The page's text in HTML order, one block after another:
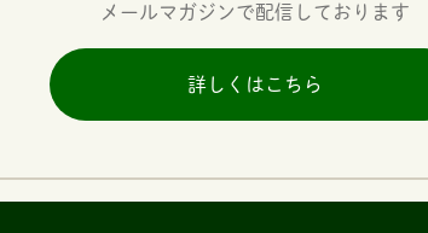
メールマガジンで配信しております
詳しくはこちら